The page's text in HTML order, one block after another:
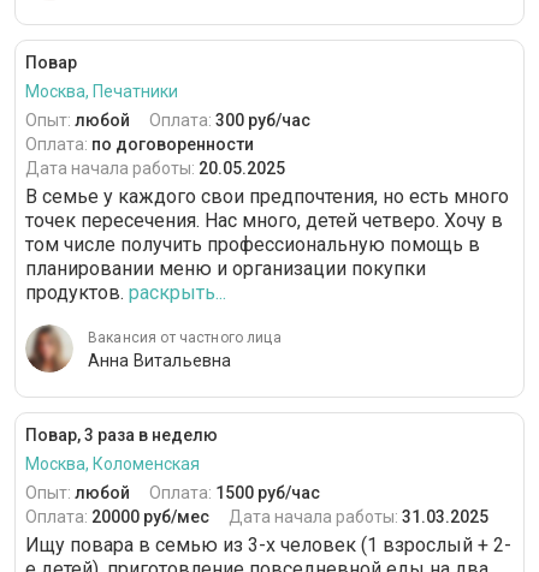
Повар
Москва, Печатники
Опыт: любой Оплата: 300 руб/час
Оплата: по договоренности
Дата начала работы: 20.05.2025
В семье у каждого свои предпочтения, но есть много
точек пересечения. Нас много, детей четверо. Хочу в
том числе получить профессиональную помощь в
планировании меню и организации покупки
продуктов. раскрыть...
Вакансия от частного лица
Анна Витальевна
Повар, 3 раза в неделю
Москва, Коломенская
Опыт: любой Оплата: 1500 руб/час
Оплата: 20000 руб/мес Дата начала работы: 31.03.2025
Ищу повара в семью из 3-х человек (1 взрослый + 2-